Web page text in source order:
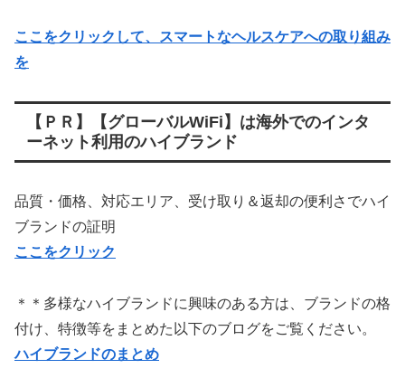
ここをクリックして、スマートなヘルスケアへの取り組み
を
【ＰＲ】【グローバルWiFi】は海外でのインタ
ーネット利用のハイブランド
品質・価格、対応エリア、受け取り＆返却の便利さでハイ
ブランドの証明
ここをクリック
＊＊多様なハイブランドに興味のある方は、ブランドの格
付け、特徴等をまとめた以下のブログをご覧ください。
ハイブランドのまとめ